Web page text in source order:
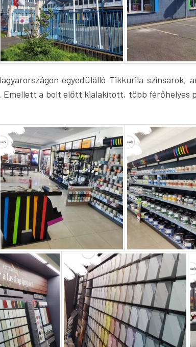
egyedülálló Tikkurila színsarok,
a bolt előtt kialakított, több férőhelyes